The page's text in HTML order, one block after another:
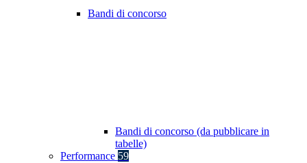
Bandi di concorso
Bandi di concorso (da pubblicare in
tabelle)
Performance 59